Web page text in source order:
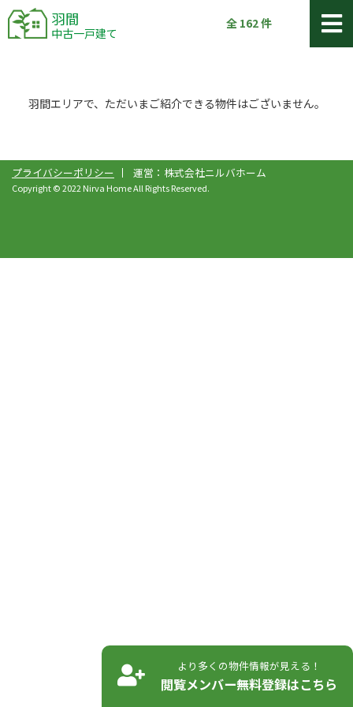
羽間
中古一戸建て
全 162件
羽間エリアで、ただいまご紹介できる物件はございません。
プライバシーポリシー 運営：株式会社ニルバホーム
Copyright © 2022 Nirva Home All Rights Reserved.
より多くの物件情報が見える！
閲覧メンバー無料登録はこちら